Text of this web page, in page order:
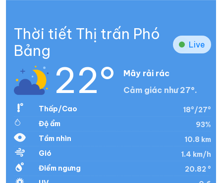
Thời tiết Thị trấn Phó
Bảng
Live
22°
Mây rải rác
Cảm giác như 27°.
Thấp/Cao
18°/27°
Độ ẩm
93%
Tầm nhìn
10.8 km
Gió
1.4 km/h
Điểm ngưng
20.82 °